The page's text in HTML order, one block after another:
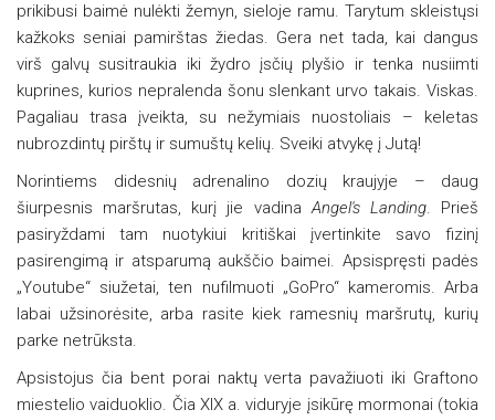
prikibusi baimė nulėkti žemyn, sieloje ramu. Tarytum skleistųsi
kažkoks seniai pamirštas žiedas. Gera net tada, kai dangus
virš galvų susitraukia iki žydro įsčių plyšio ir tenka nusiimti
kuprines, kurios nepralenda šonu slenkant urvo takais. Viskas.
Pagaliau trasa įveikta, su nežymiais nuostoliais – keletas
nubrozdintų pirštų ir sumuštų kelių. Sveiki atvykę į Jutą!
Norintiems didesnių adrenalino dozių kraujyje – daug
šiurpesnis maršrutas, kurį jie vadinaAngel's Landing. Prieš
pasiryždami tam nuotykiui kritiškai įvertinkite savo fizinį
pasirengimą ir atsparumą aukščio baimei. Apsispręsti padės
„Youtube“ siužetai, ten nufilmuoti „GoPro“ kameromis. Arba
labai užsinorėsite, arba rasite kiek ramesnių maršrutų, kurių
parke netrūksta.
Apsistojus čia bent porai naktų verta pavažiuoti iki Graftono
miestelio vaiduoklio. Čia XIX a. viduryje įsikūrę mormonai (tokia